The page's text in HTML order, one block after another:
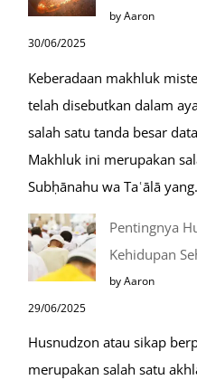
by Aaron
30/06/2025
Keberadaan makhluk
telah disebutkan dalam
salah satu tanda besar
Makhluk ini merupakan
Subḥānahu wa Taʿālā
Pentingnya
Kehidupan
by Aaron
29/06/2025
Husnudzon atau sikap
merupakan salah satu